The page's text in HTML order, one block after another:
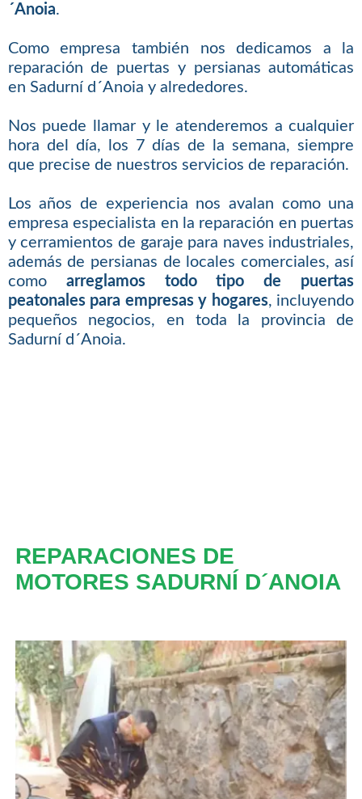
´Anoia.
Como empresa también nos dedicamos a la
reparación de puertas y persianas automáticas
en Sadurní d´Anoia y alrededores.
Nos puede llamar y le atenderemos a cualquier
hora del día, los 7 días de la semana, siempre
que precise de nuestros servicios de reparación.
Los años de experiencia nos avalan como una
empresa especialista en la reparación en puertas
y cerramientos de garaje para naves industriales,
además de persianas de locales comerciales, así
como arreglamos todo tipo de puertas
peatonales para empresas y hogares, incluyendo
pequeños negocios, en toda la provincia de
Sadurní d´Anoia.
REPARACIONES DE
MOTORES SADURNÍ D´ANOIA